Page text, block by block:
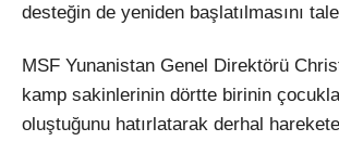
desteğin de yeniden başlatılmasını
MSF Yunanistan Genel Direktörü
kamp sakinlerinin dörtte birinin
oluştuğunu hatırlatarak derhal